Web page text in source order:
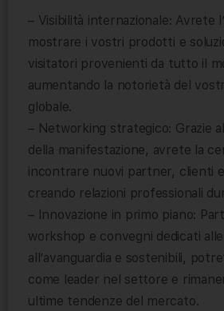
– Visibilità internazionale: Avrete
mostrare i vostri prodotti e
visitatori provenienti da tutto il
aumentando la notorietà del
globale.
– Networking strategico: Grazie
della manifestazione, avrete la
incontrare nuovi partner, clienti
creando relazioni professionali
– Innovazione in primo piano:
workshop e convegni dedicati
all’avanguardia e sostenibili,
come leader nel settore e
ultime tendenze del mercato.